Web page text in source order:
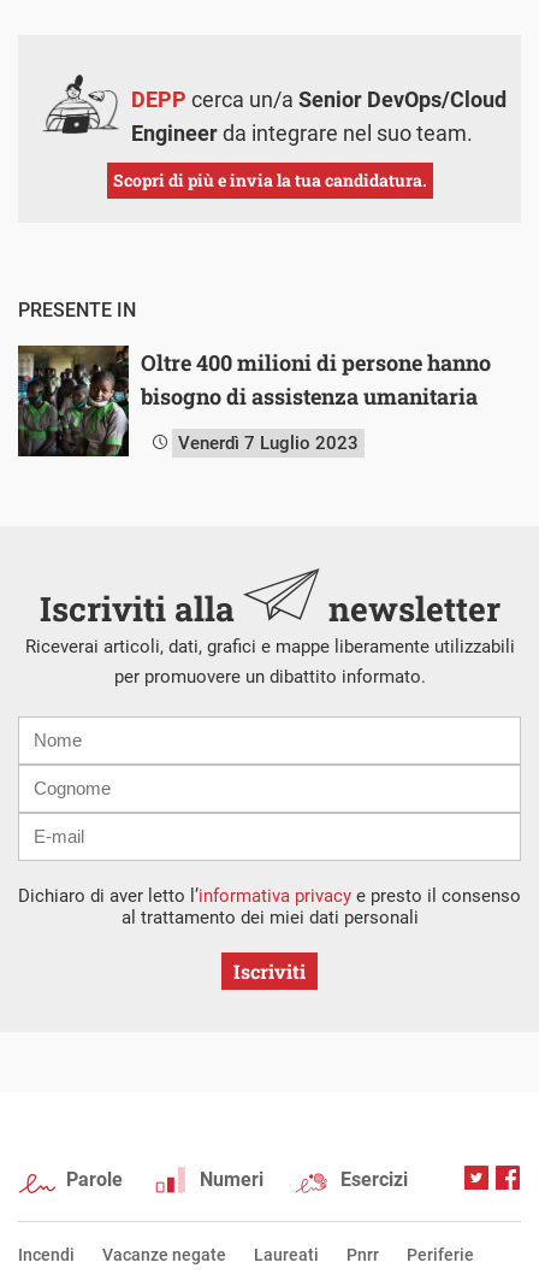
DEPP cerca un/a Senior DevOps/Cloud
Engineerda integrare nel suo team.
Scopri di più e invia la tua candidatura.
PRESENTE IN
Oltre 400 milioni di persone hanno
bisogno di assistenza umanitaria
Venerdì 7 Luglio 2023
Iscriviti alla newsletter
Riceverai articoli, dati, grafici e mappe liberamente utilizzabili
per promuovere un dibattito informato.
mail
Dichiaro di aver letto l’informativa privacy e presto il consenso
al trattamento dei miei dati personali
Iscriviti
Parole Numeri Esercizi
Incendi Vacanze negate Laureati Pnrr Periferie